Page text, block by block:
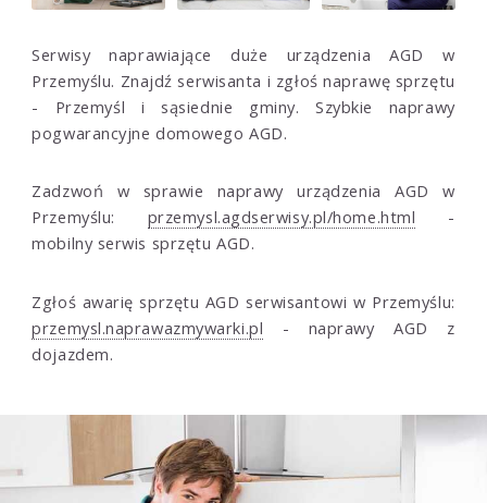
Serwisy naprawiające duże urządzenia AGD w
Przemyślu. Znajdź serwisanta i zgłoś naprawę sprzętu
- Przemyśl i sąsiednie gminy. Szybkie naprawy
pogwarancyjne domowego AGD.
Zadzwoń w sprawie naprawy urządzenia AGD w
Przemyślu: przemysl.agdserwisy.pl/home.html -
mobilny serwis sprzętu AGD.
Zgłoś awarię sprzętu AGD serwisantowi w Przemyślu:
przemysl.naprawazmywarki.pl - naprawy AGD z
dojazdem.